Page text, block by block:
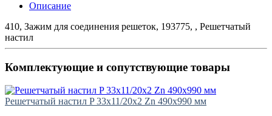
Описание
410, Зажим для соединения решеток, 193775, , Решетчатый
настил
Комплектующие и сопутствующие товары
Решетчатый настил P 33х11/20х2 Zn 490х990 мм